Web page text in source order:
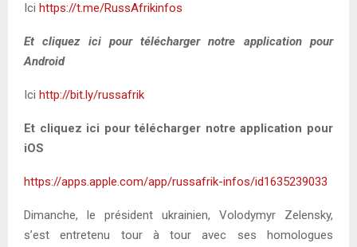
Ici https://t.me/RussAfrikinfos
Et cliquez ici pour télécharger notre application pour
Android
Ici http://bit.ly/russafrik
Et cliquez ici pour télécharger notre application pour
iOS
https://apps.apple.com/app/russafrik-infos/id1635239033
Dimanche, le président ukrainien, Volodymyr Zelensky,
s’est entretenu tour à tour avec ses homologues